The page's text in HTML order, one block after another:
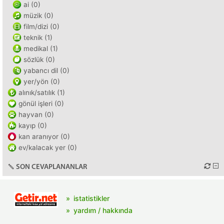
ai (0)
müzik (0)
film/dizi (0)
teknik (1)
medikal (1)
sözlük (0)
yabancı dil (0)
yer/yön (0)
alınık/satılık (1)
gönül işleri (0)
hayvan (0)
kayıp (0)
kan aranıyor (0)
ev/kalacak yer (0)
SON CEVAPLANANLAR
istatistikler
yardım / hakkında